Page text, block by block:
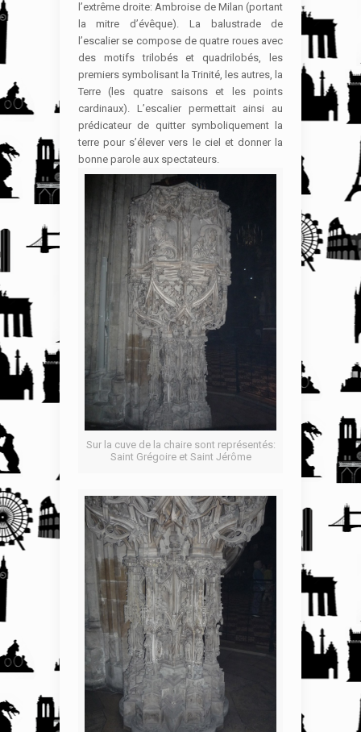
l’extrême droite: Ambroise de Milan (portant
la mitre d’évêque). La balustrade de
l’escalier se compose de quatre roues avec
des motifs trilobés et quadrilobés, les
premiers symbolisant la Trinité, les autres, la
Terre (les quatre saisons et les points
cardinaux). L’escalier permettait ainsi au
prédicateur de quitter symboliquement la
terre pour s’élever vers le ciel et donner la
bonne parole aux spectateurs.
Sur la cuve de la chaire sont représentés:
Saint Grégoire et Saint Jérôme